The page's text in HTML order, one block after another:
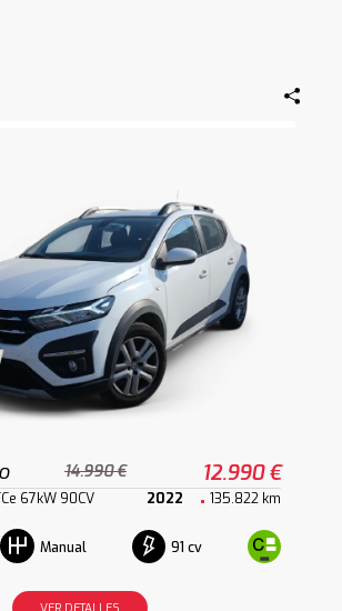
14.990 € 12.990 €
67kW 90CV 2022 135.822 km
Manual 91 cv
VER DETALLES